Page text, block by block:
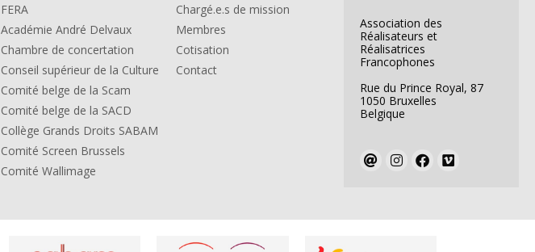
FERA
Académie André Delvaux
Chambre de concertation
Conseil supérieur de la Culture
Comité belge de la Scam
Comité belge de la SACD
Collège Grands Droits SABAM
Comité Screen Brussels
Comité Wallimage
Chargé.e.s de mission
Membres
Cotisation
Contact
Association des
Réalisateurs et
Réalisatrices
Francophones
Rue du Prince Royal, 87
1050 Bruxelles
Belgique